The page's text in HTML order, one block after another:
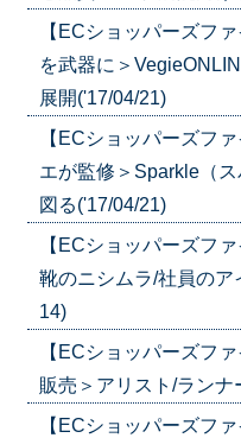
【ECショッパーズフ
を武器に＞
展開('17/04/21)
【ECショッパーズフ
エが監修＞Sparkle（
図る('17/04/21)
【ECショッパーズフ
靴のニシムラ/社員の
14)
【ECショッパーズフ
販売＞アリスト/ラン
【ECショッパーズフ